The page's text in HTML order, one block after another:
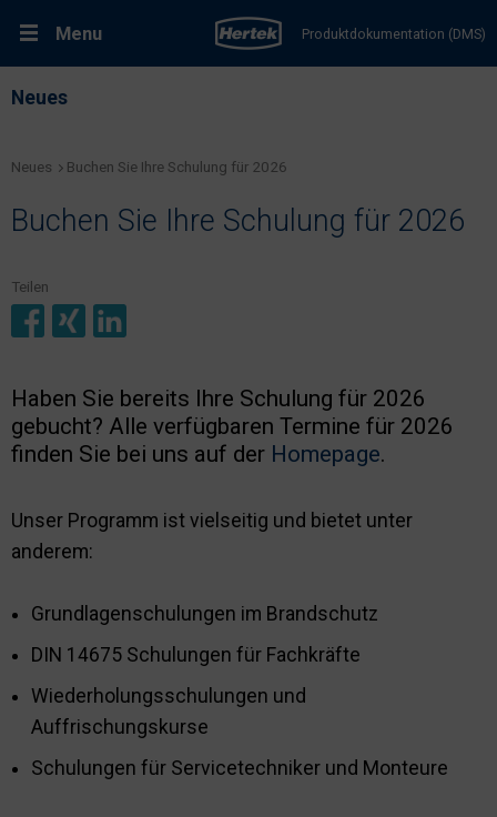
Menu
Lösungen
Produkte
Support & Kontakt
Karriere bei Hertek
Nachhaltigkeit
Produktdokumentation (DMS)
Neues
Neues Buchen Sie Ihre Schulung für 2026
Buchen Sie Ihre Schulung für 2026
Teilen
Haben Sie bereits Ihre Schulung für 2026
gebucht? Alle verfügbaren Termine für 2026
finden Sie bei uns auf der Homepage.
Unser Programm ist vielseitig und bietet unter
anderem:
Grundlagenschulungen im Brandschutz
DIN 14675 Schulungen für Fachkräfte
Wiederholungsschulungen und
Auffrischungskurse
Schulungen für Servicetechniker und Monteure